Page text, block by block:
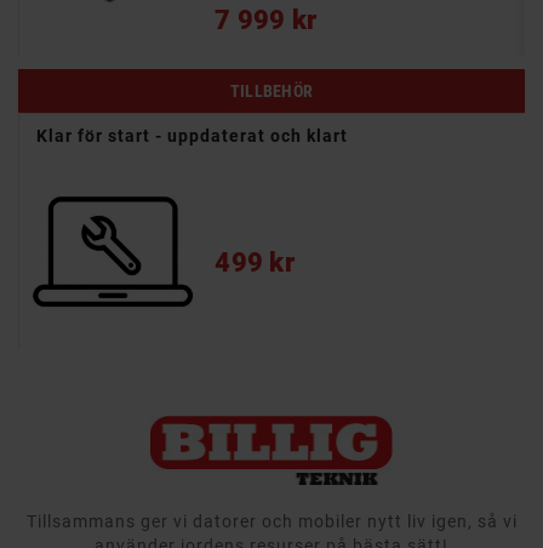
7 999 kr
Pris
TILLBEHÖR
Klar för start - uppdaterat och klart
499 kr
Pris
Tillsammans ger vi datorer och mobiler nytt liv igen, så vi